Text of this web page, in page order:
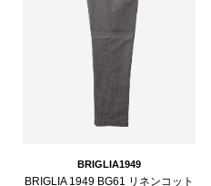
BRIGLIA1949
BRIGLIA 1949 BG61 リネンコット